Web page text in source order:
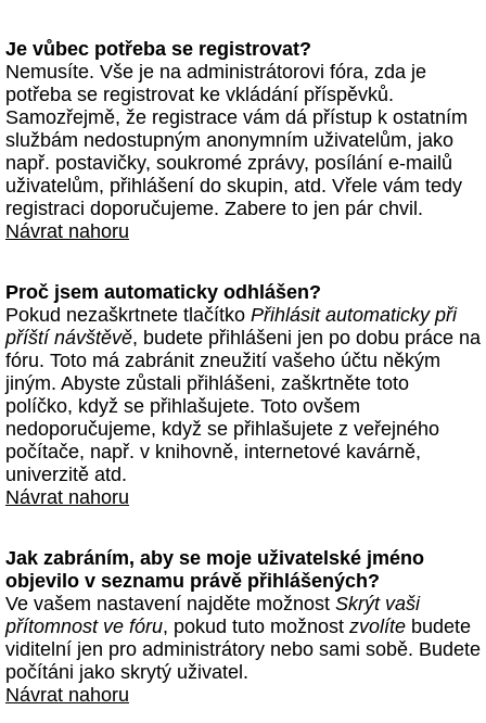
Je vůbec potřeba se registrovat?
Nemusíte. Vše je na administrátorovi fóra, zda je
potřeba se registrovat ke vkládání příspěvků.
Samozřejmě, že registrace vám dá přístup k ostatním
službám nedostupným anonymním uživatelům, jako
např. postavičky, soukromé zprávy, posílání e-mailů
uživatelům, přihlášení do skupin, atd. Vřele vám tedy
registraci doporučujeme. Zabere to jen pár chvil.
Návrat nahoru
Proč jsem automaticky odhlášen?
Pokud nezaškrtnete tlačítko Přihlásit automaticky při
příští návštěvě, budete přihlášeni jen po dobu práce na
fóru. Toto má zabránit zneužití vašeho účtu někým
jiným. Abyste zůstali přihlášeni, zaškrtněte toto
políčko, když se přihlašujete. Toto ovšem
nedoporučujeme, když se přihlašujete z veřejného
počítače, např. v knihovně, internetové kavárně,
univerzitě atd.
Návrat nahoru
Jak zabráním, aby se moje uživatelské jméno
objevilo v seznamu právě přihlášených?
Ve vašem nastavení najděte možnost Skrýt vaši
přítomnost ve fóru, pokud tuto možnost zvolíte budete
viditelní jen pro administrátory nebo sami sobě. Budete
počítáni jako skrytý uživatel.
Návrat nahoru